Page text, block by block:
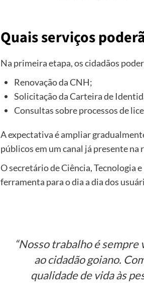
Quais serviços
Na primeira etapa, os cidadãos
Renovação da CNH;
Solicitação da Carteira de
Consultas sobre processos de
A expectativa é ampliar
públicos em um canal já presente na
O secretário de Ciência, Tecnologia
ferramenta para o dia a dia dos
“Nosso trabalho é
ao cidadão goiano.
qualidade de vida às